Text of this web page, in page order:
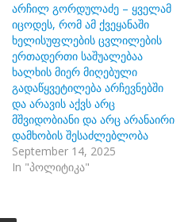
არჩილ გორდულაძე – ყველამ
იცოდეს, რომ ამ ქვეყანაში
ხელისუფლების ცვლილების
ერთადერთი საშუალებაა
ხალხის მიერ მიღებული
გადაწყვეტილება არჩევნებში
და არავის აქვს არც
მშვიდობიანი და არც არანაირი
დამხობის შესაძლებლობა
September 14, 2025
In "პოლიტიკა"